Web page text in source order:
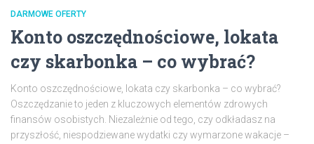
DARMOWE OFERTY
Konto oszczędnościowe, lokata
czy skarbonka – co wybrać?
Konto oszczędnościowe, lokata czy skarbonka – co wybrać?
Oszczędzanie to jeden z kluczowych elementów zdrowych
finansów osobistych. Niezależnie od tego, czy odkładasz na
przyszłość, niespodziewane wydatki czy wymarzone wakacje –